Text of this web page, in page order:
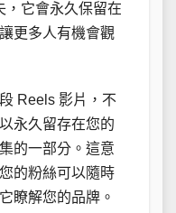
，它會永久保留在
更多人有機會觀
Reels 影片，不
永久留存在您的
的一部分。這意
的粉絲可以隨時
瞭解您的品牌。